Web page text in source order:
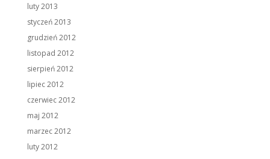
luty 2013
styczeń 2013
grudzień 2012
listopad 2012
sierpień 2012
lipiec 2012
czerwiec 2012
maj 2012
marzec 2012
luty 2012